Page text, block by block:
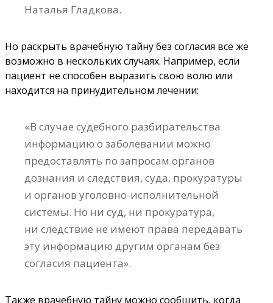
Наталья Гладкова.
Но раскрыть врачебную тайну без согласия всё же
возможно в нескольких случаях. Например, если
пациент не способен выразить свою волю или
находится на принудительном лечении:
«В случае судебного разбирательства
информацию о заболевании можно
предоставлять по запросам органов
дознания и следствия, суда, прокуратуры
и органов уголовно-исполнительной
системы. Но ни суд, ни прокуратура,
ни следствие не имеют права передавать
эту информацию другим органам без
согласия пациента».
Также врачебную тайну можно сообщить, когда